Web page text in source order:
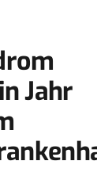
Jahr